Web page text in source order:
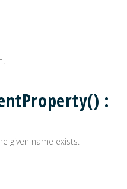
:
given name exists.